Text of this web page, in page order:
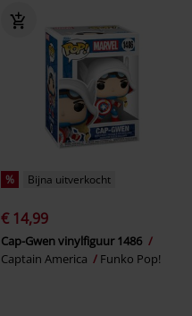
% Bijna uitverkocht
€ 14,99
Cap-Gwen vinylfiguur 1486
Captain America
Funko Pop!